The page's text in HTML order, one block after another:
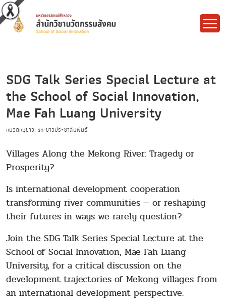
SDG Talk Series Special Lecture at
the School of Social Innovation,
Mae Fah Luang University
หมวดหมู่ข่าว: sn-ข่าวประชาสัมพันธ์
Villages Along the Mekong River: Tragedy or
Prosperity?
Is international development cooperation
transforming river communities — or reshaping
their futures in ways we rarely question?
Join the SDG Talk Series Special Lecture at the
School of Social Innovation, Mae Fah Luang
University, for a critical discussion on the
development trajectories of Mekong villages from
an international development perspective.